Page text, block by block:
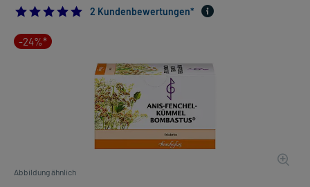
5.0
2 Kundenbewertungen*
-24%*
Abbildung ähnlich